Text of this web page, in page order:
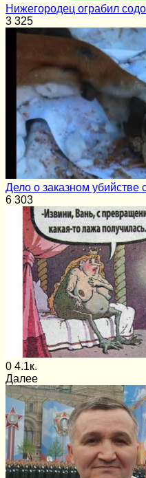
Нижегородец ограбил
3 325
Дело о заказном убийстве
6 303
0 4.1к.
Далее